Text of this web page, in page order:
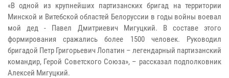
«В одной из крупнейших партизанских бригад на территории
Минской и Витебской областей Белоруссии в годы войны воевал
мой дед - Павел Дмитриевич Мигуцкий. В составе этого
формирования сражались более 1500 человек. Руководил
бригадой Петр Григорьевич Лопатин – легендарный партизанский
командир, Герой Советского Союза», – рассказал подполковник
Алексей Мигуцкий.